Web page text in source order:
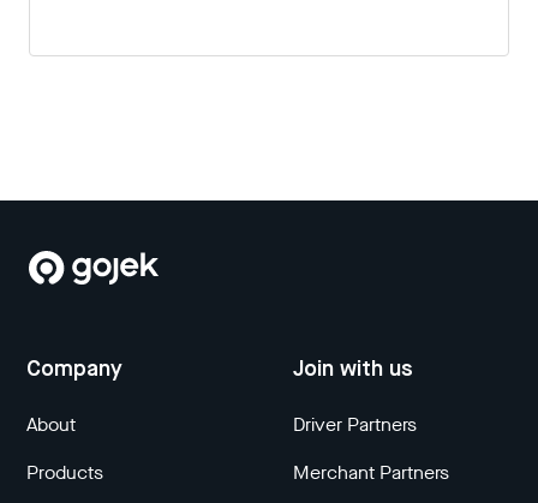
Company
About
Products
Join with us
Driver Partners
Merchant Partners